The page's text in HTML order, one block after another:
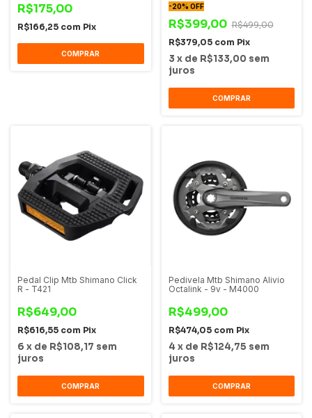
R$175,00
R$166,25 com Pix
COMPRAR
-20% OFF
R$399,00 R$499,00
R$379,05 com Pix
3 x de R$133,00 sem
juros
COMPRAR
Pedal Clip Mtb Shimano Click
R - T421
R$649,00
R$616,55 com Pix
6 x de R$108,17 sem
juros
COMPRAR
Pedivela Mtb Shimano Alivio
Octalink - 9v - M4000
R$499,00
R$474,05 com Pix
4 x de R$124,75 sem
juros
COMPRAR